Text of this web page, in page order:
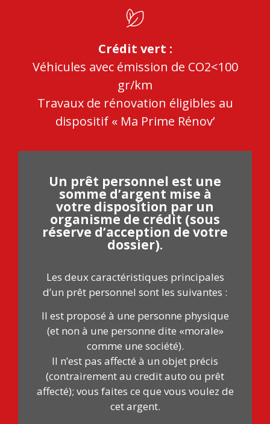
Crédit vert :
Véhicules avec émission de CO2<100
gr/km
Travaux de rénovation éligibles au
dispositif « Ma Prime Rénov’
Un prêt personnel est une
somme d’argent mise à
votre disposition par un
organisme de crédit (sous
réserve d’acception de votre
dossier).
Les deux caractéristiques principales
d’un prêt personnel sont les suivantes :
Il est proposé à une personne physique
(et non à une personne dite «morale»
comme une société).
Il n’est pas affecté à un objet précis
(contrairement au credit auto ou prêt
affecté); vous faites ce que vous voulez de
cet argent.